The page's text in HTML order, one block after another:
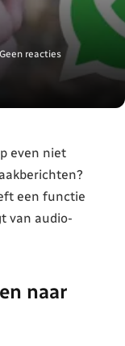
Geen reacties
even niet
een functie
van audio-
naar